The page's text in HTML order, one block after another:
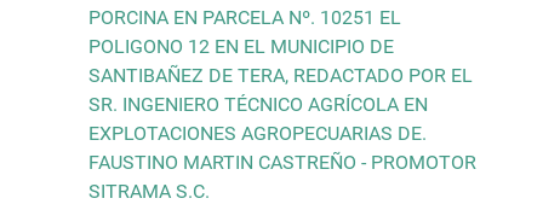
PORCINA EN PARCELA Nº. 10251 EL
POLIGONO 12 EN EL MUNICIPIO DE
SANTIBAÑEZ DE TERA, REDACTADO POR EL
SR. INGENIERO TÉCNICO AGRÍCOLA EN
EXPLOTACIONES AGROPECUARIAS DE.
FAUSTINO MARTIN CASTREÑO - PROMOTOR
SITRAMA S.C.